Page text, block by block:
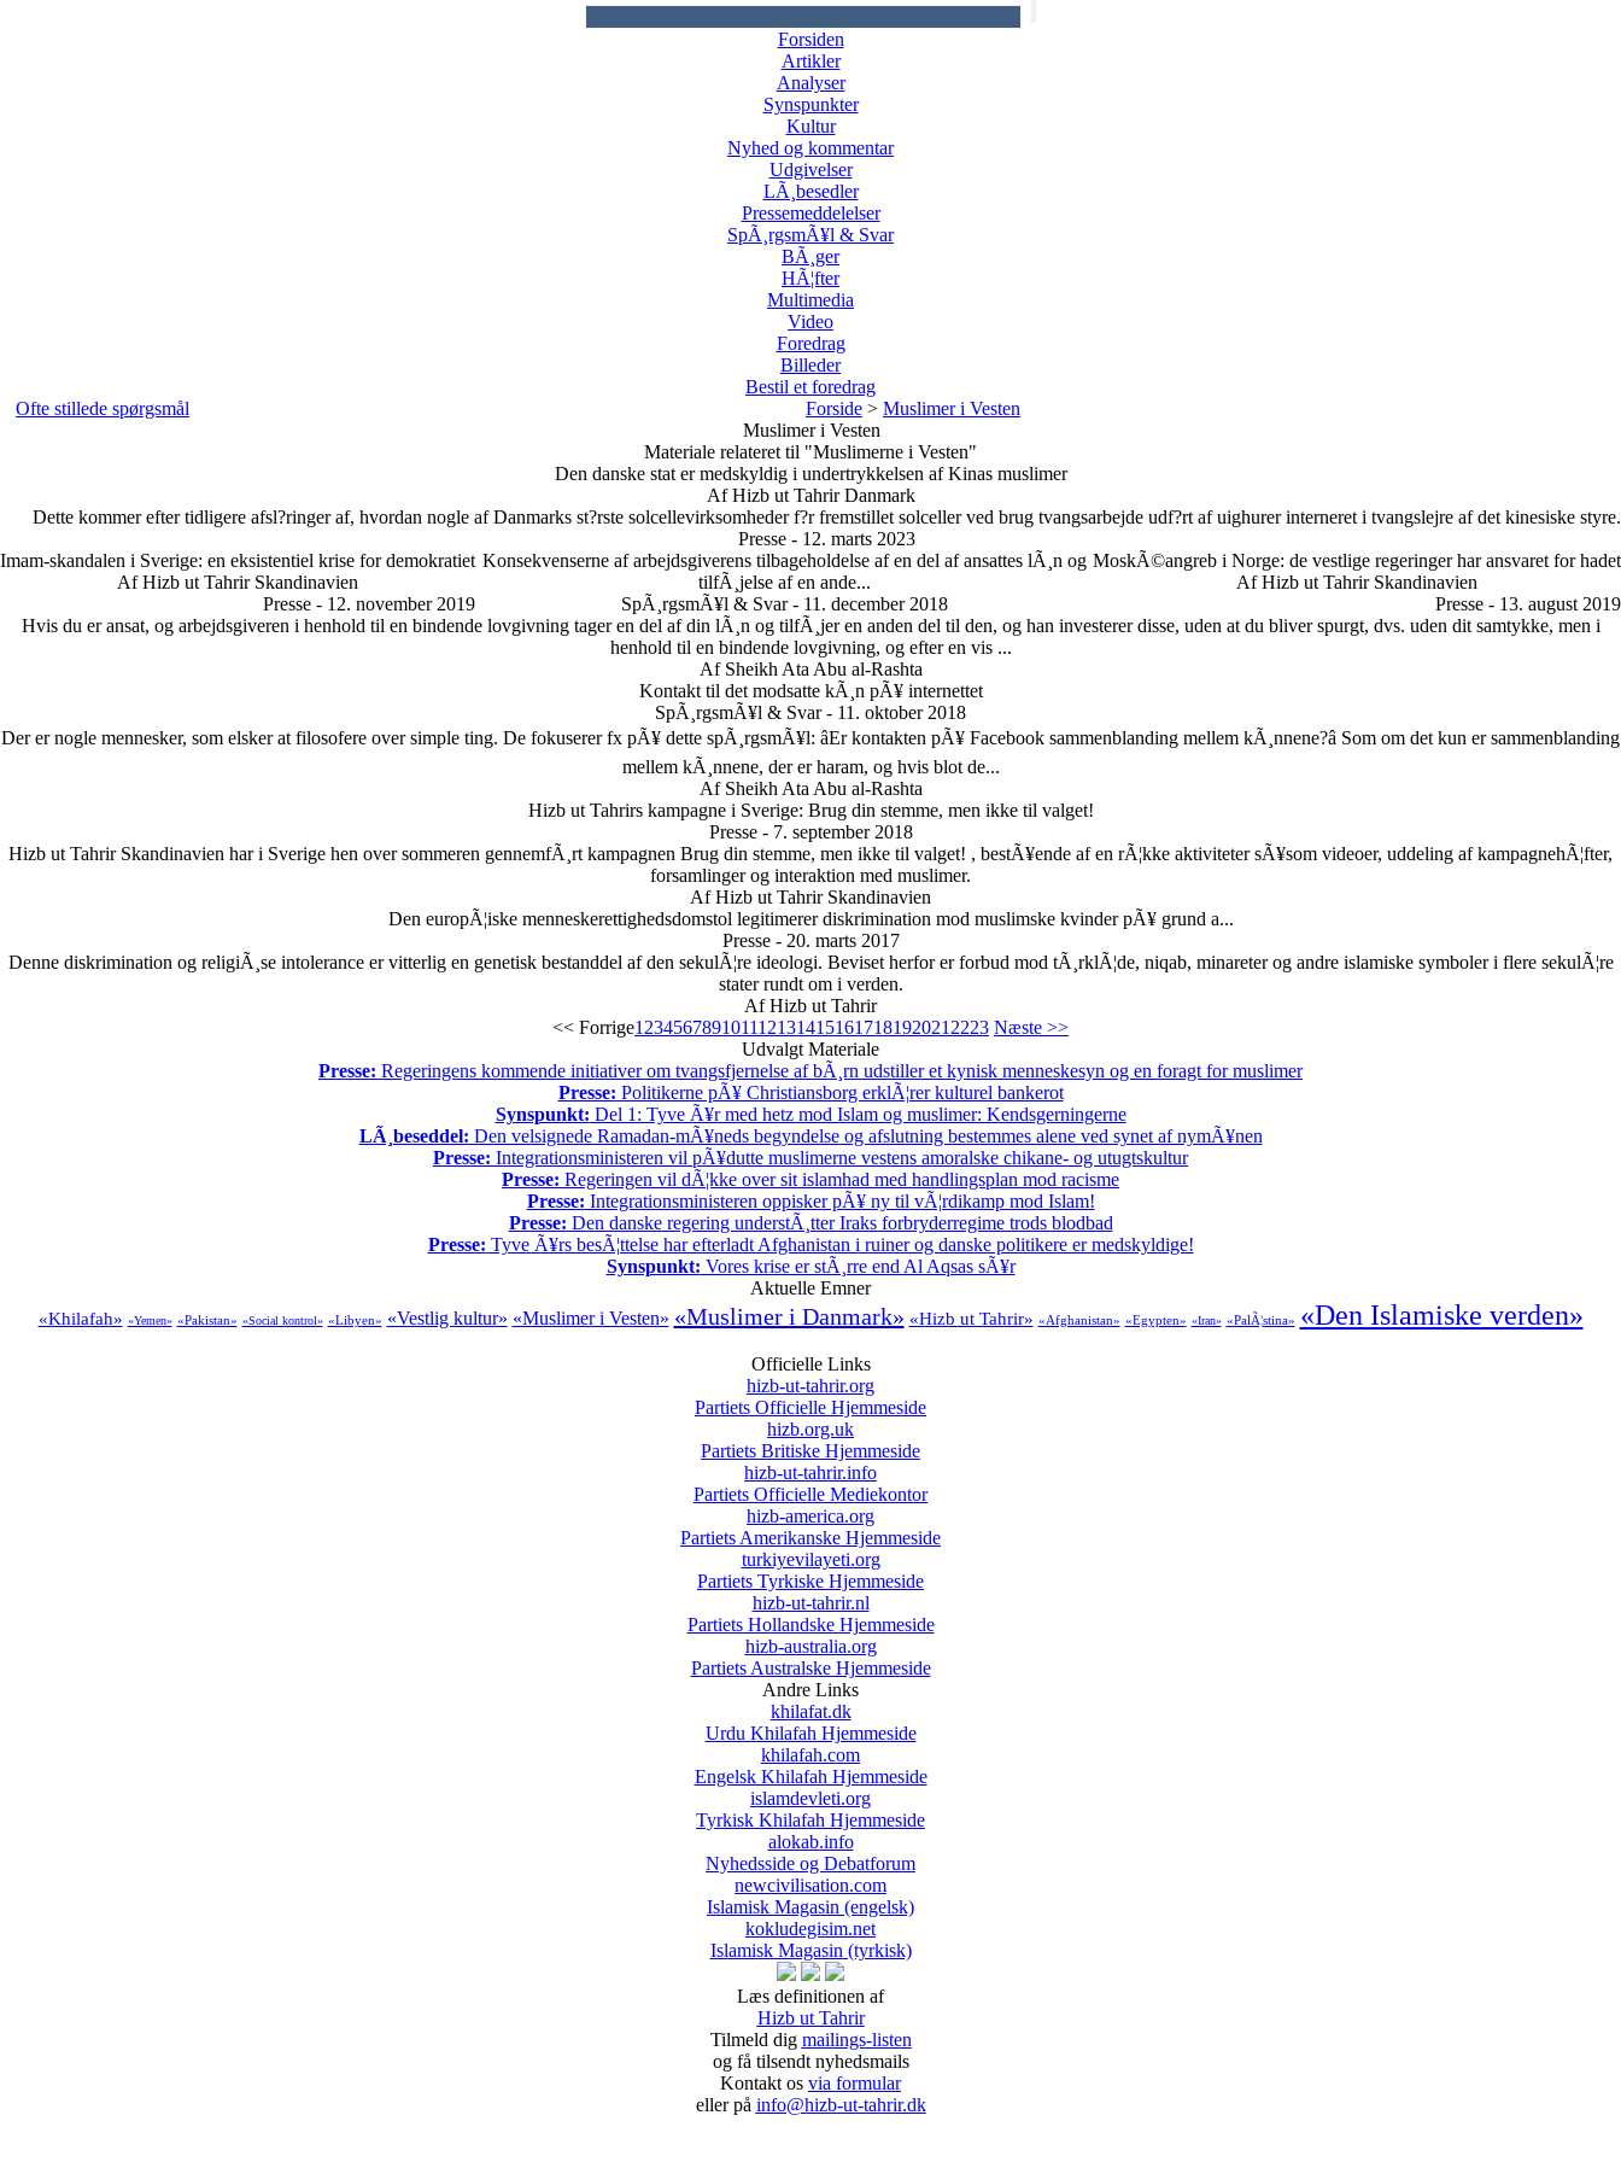
Forsiden
Artikler
Analyser
Synspunkter
Kultur
Nyhed og kommentar
Udgivelser
LÃ¸besedler
Pressemeddelelser
SpÃ¸rgsmÃ¥l & Svar
BÃ¸ger
HÃ¦fter
Multimedia
Video
Foredrag
Billeder
Bestil et foredrag
Ofte stillede spørgsmål
Forside > Muslimer i Vesten
Muslimer i Vesten
Materiale relateret til "Muslimerne i Vesten"
Den danske stat er medskyldig i undertrykkelsen af Kinas muslimer
Af Hizb ut Tahrir Danmark
Dette kommer efter tidligere afsl?ringer af, hvordan nogle af Danmarks st?rste solcellevirksomheder f?r fremstillet solceller ved brug tvangsarbejde udf?rt af uighurer interneret i tvangslejre af det kinesiske styre.
Presse - 12. marts 2023
Imam-skandalen i Sverige: en eksistentiel krise for demokratiet
Af Hizb ut Tahrir Skandinavien
Presse - 12. november 2019
MoskÃ©angreb i Norge: de vestlige regeringer har ansvaret for hadet
Af Hizb ut Tahrir Skandinavien
Presse - 13. august 2019
Konsekvenserne af arbejdsgiverens tilbageholdelse af en del af ansattes lÃ¸n og
tilfÃ¸jelse af en ande...
SpÃ¸rgsmÃ¥l & Svar - 11. december 2018
Hvis du er ansat, og arbejdsgiveren i henhold til en bindende lovgivning tager en del af din lÃ¸n og tilfÃ¸jer en anden del til den, og han investerer disse, uden at du bliver spurgt, dvs. uden dit samtykke, men i
henhold til en bindende lovgivning, og efter en vis ...
Af Sheikh Ata Abu al-Rashta
Kontakt til det modsatte kÃ¸n pÃ¥ internettet
SpÃ¸rgsmÃ¥l & Svar - 11. oktober 2018
Der er nogle mennesker, som elsker at filosofere over simple ting. De fokuserer fx pÃ¥ dette spÃ¸rgsmÃ¥l: âEr kontakten pÃ¥ Facebook sammenblanding mellem kÃ¸nnene?â Som om det kun er sammenblanding
mellem kÃ¸nnene, der er haram, og hvis blot de...
Af Sheikh Ata Abu al-Rashta
Hizb ut Tahrirs kampagne i Sverige: Brug din stemme, men ikke til valget!
Presse - 7. september 2018
Hizb ut Tahrir Skandinavien har i Sverige hen over sommeren gennemfÃ¸rt kampagnen Brug din stemme, men ikke til valget! , bestÃ¥ende af en rÃ¦kke aktiviteter sÃ¥som videoer, uddeling af kampagnehÃ¦fter,
forsamlinger og interaktion med muslimer.
Af Hizb ut Tahrir Skandinavien
Den europÃ¦iske menneskerettighedsdomstol legitimerer diskrimination mod muslimske kvinder pÃ¥ grund a...
Presse - 20. marts 2017
Denne diskrimination og religiÃ¸se intolerance er vitterlig en genetisk bestanddel af den sekulÃ¦re ideologi. Beviset herfor er forbud mod tÃ¸rklÃ¦de, niqab, minareter og andre islamiske symboler i flere sekulÃ¦re
stater rundt om i verden.
Af Hizb ut Tahrir
<< Forrige1 23456789101112131415161718192021 2223 Næste >>
Udvalgt Materiale
Presse: Regeringens kommende initiativer om tvangsfjernelse af bÃ¸rn udstiller et kynisk menneskesyn og en foragt for muslimer
Presse: Politikerne pÃ¥ Christiansborg erklÃ¦rer kulturel bankerot
Synspunkt: Del 1: Tyve Ã¥r med hetz mod Islam og muslimer: Kendsgerningerne
LÃ¸beseddel: Den velsignede Ramadan-mÃ¥neds begyndelse og afslutning bestemmes alene ved synet af nymÃ¥nen
Presse: Integrationsministeren vil pÃ¥dutte muslimerne vestens amoralske chikane- og utugtskultur
Presse: Regeringen vil dÃ¦kke over sit islamhad med handlingsplan mod racisme
Presse: Integrationsministeren oppisker pÃ¥ ny til vÃ¦rdikamp mod Islam!
Presse: Den danske regering understÃ¸tter Iraks forbryderregime trods blodbad
Presse: Tyve Ã¥rs besÃ¦ttelse har efterladt Afghanistan i ruiner og danske politikere er medskyldige!
Synspunkt: Vores krise er stÃ¸rre end Al Aqsas sÃ¥r
Aktuelle Emner
«Khilafah» «Yemen» «Pakistan» «Social kontrol» «Libyen» «Vestlig kultur» «Muslimer i Vesten» «Muslimer i Danmark» «Hizb ut Tahrir» «Afghanistan» «Egypten» «Iran» «PalÃ¦stina» «Den Islamiske verden»
Officielle Links
hizb-ut-tahrir.org
Partiets Officielle Hjemmeside
hizb.org.uk
Partiets Britiske Hjemmeside
hizb-ut-tahrir.info
Partiets Officielle Mediekontor
hizb-america.org
Partiets Amerikanske Hjemmeside
turkiyevilayeti.org
Partiets Tyrkiske Hjemmeside
hizb-ut-tahrir.nl
Partiets Hollandske Hjemmeside
hizb-australia.org
Partiets Australske Hjemmeside
Andre Links
khilafat.dk
Urdu Khilafah Hjemmeside
khilafah.com
Engelsk Khilafah Hjemmeside
islamdevleti.org
Tyrkisk Khilafah Hjemmeside
alokab.info
Nyhedsside og Debatforum
newcivilisation.com
Islamisk Magasin (engelsk)
kokludegisim.net
Islamisk Magasin (tyrkisk)
Læs definitionen af
Hizb ut Tahrir
Tilmeld dig mailings-listen
og få tilsendt nyhedsmails
Kontakt os via formular
eller på info@hizb-ut-tahrir.dk